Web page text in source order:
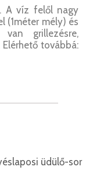
A víz felől nagy
(1méter mély) és
van grillezésre,
továbbá:
üdülő-sor